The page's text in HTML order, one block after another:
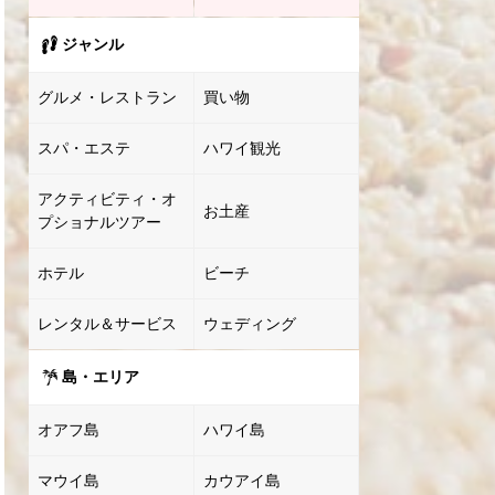
ジャンル
グルメ・レストラン 買い物
スパ・エステ ハワイ観光
アクティビティ・オ
プショナルツアー
お土産
ホテル ビーチ
レンタル＆サービス ウェディング
島・エリア
オアフ島 ハワイ島
マウイ島 カウアイ島